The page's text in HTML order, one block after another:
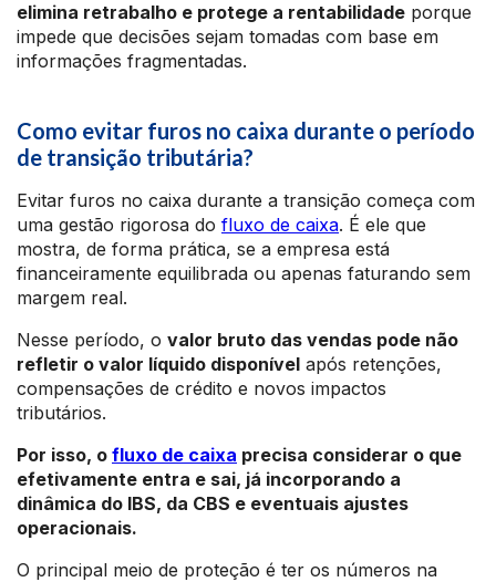
elimina retrabalho e protege a rentabilidade porque
impede que decisões sejam tomadas com base em
informações fragmentadas.
Como evitar furos no caixa durante o período
de transição tributária?
Evitar furos no caixa durante a transição começa com
uma gestão rigorosa do fluxo de caixa. É ele que
mostra, de forma prática, se a empresa está
financeiramente equilibrada ou apenas faturando sem
margem real.
Nesse período, o valor bruto das vendas pode não
refletir o valor líquido disponível após retenções,
compensações de crédito e novos impactos
tributários.
Por isso, o fluxo de caixa precisa considerar o que
efetivamente entra e sai, já incorporando a
dinâmica do IBS, da CBS e eventuais ajustes
operacionais.
O principal meio de proteção é ter os números na